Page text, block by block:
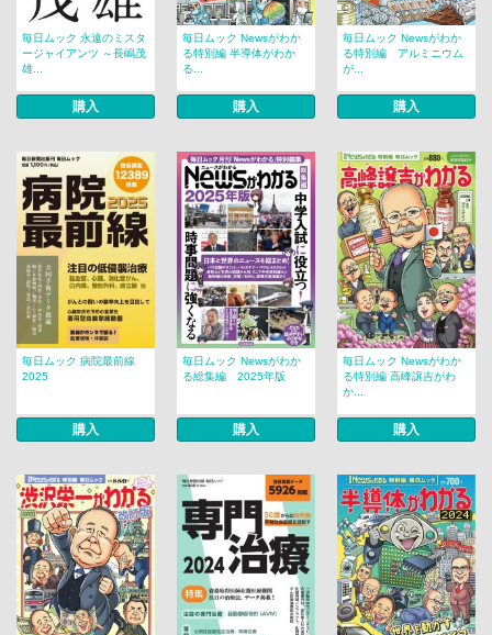
毎日ムック 永遠のミスタ
ージャイアンツ ～長嶋茂
雄...
購入
毎日ムック Newsがわか
る特別編 半導体がわか
る...
購入
毎日ムック Newsがわか
る特別編 アルミニウム
が...
購入
毎日ムック 病院最前線
2025
購入
毎日ムック Newsがわか
る総集編 2025年版
購入
毎日ムック Newsがわか
る特別編 高峰譲吉がわ
か...
購入